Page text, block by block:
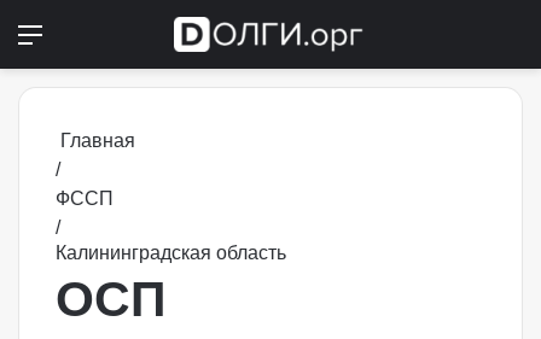
Главная
/
ФССП
/
Калининградская область
ОСП